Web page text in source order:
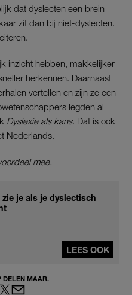
dat dyslecten een brein
zit dan bij niet-dyslecten.
inzicht hebben, makkelijker
herkennen. Daarnaast
vertellen en zijn ze een
legden al
Dyslexie als kans. Dat is ook
Nederlands.
mee.
zie je als je dyslectisch
LEES OOK
DELEN MAAR.